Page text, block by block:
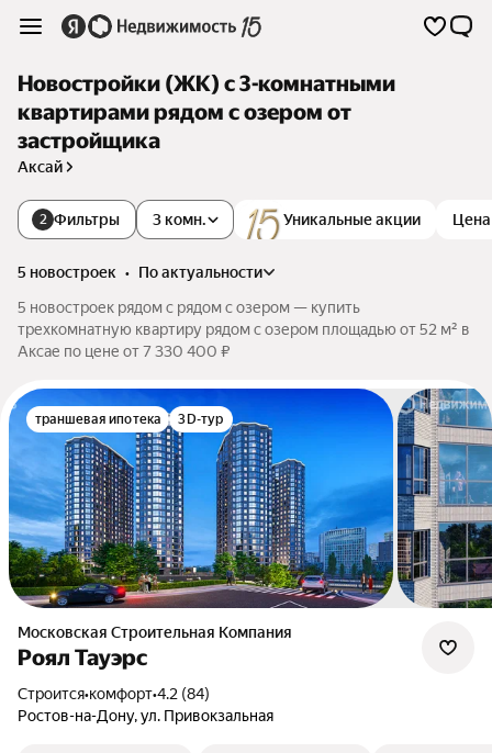
Новостройки (ЖК) с 3-комнатными
квартирами рядом с озером от
застройщика
Аксай
2 Фильтры Уникальные акции Цена
3 комн.
5 новостроек •
по актуальности
5 новостроек рядом с рядом с озером — купить
трехкомнатную квартиру рядом с озером площадью от 52 м² в
Аксае по цене от 7 330 400 ₽
траншевая ипотека 3D-тур
Московская Строительная Компания
Роял Тауэрс
Строится•комфорт•4.2 (84)
Ростов-на-Дону, ул. Привокзальная